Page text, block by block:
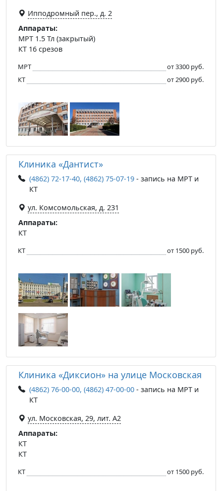
Ипподромный пер., д. 2
Аппараты:
МРТ 1.5 Тл (закрытый)
КТ 16 срезов
МРТ
от 3300 руб.
КТ
от 2900 руб.
Клиника «Дантист»
(4862) 72-17-40, (4862) 75-07-19 - запись на МРТ и
КТ
ул. Комсомольская, д. 231
Аппараты:
КТ
КТ от 1500 руб.
Клиника «Диксион» на улице Московская
(4862) 76-00-00, (4862) 47-00-00 - запись на МРТ и
КТ
ул. Московская, 29, лит. А2
Аппараты:
КТ
КТ
КТ от 1500 руб.